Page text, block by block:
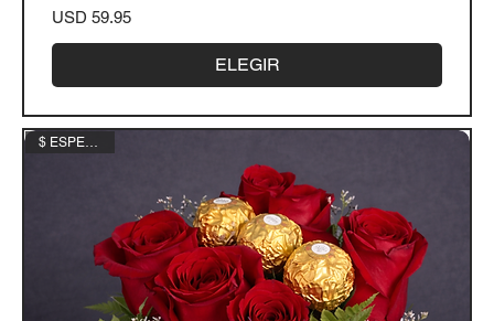
Precio
USD 59.95
ELEGIR
$ ESPECIAL $